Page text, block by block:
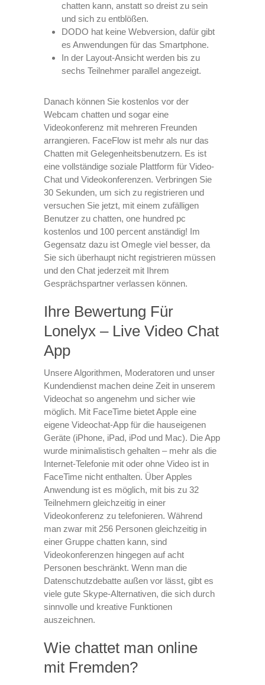
chatten kann, anstatt so dreist zu sein
und sich zu entblößen.
DODO hat keine Webversion, dafür gibt
es Anwendungen für das Smartphone.
In der Layout-Ansicht werden bis zu
sechs Teilnehmer parallel angezeigt.
Danach können Sie kostenlos vor der
Webcam chatten und sogar eine
Videokonferenz mit mehreren Freunden
arrangieren. FaceFlow ist mehr als nur das
Chatten mit Gelegenheitsbenutzern. Es ist
eine vollständige soziale Plattform für Video-
Chat und Videokonferenzen. Verbringen Sie
30 Sekunden, um sich zu registrieren und
versuchen Sie jetzt, mit einem zufälligen
Benutzer zu chatten, one hundred pc
kostenlos und 100 percent anständig! Im
Gegensatz dazu ist Omegle viel besser, da
Sie sich überhaupt nicht registrieren müssen
und den Chat jederzeit mit Ihrem
Gesprächspartner verlassen können.
Ihre Bewertung Für
Lonelyx – Live Video Chat
App
Unsere Algorithmen, Moderatoren und unser
Kundendienst machen deine Zeit in unserem
Videochat so angenehm und sicher wie
möglich. Mit FaceTime bietet Apple eine
eigene Videochat-App für die hauseigenen
Geräte (iPhone, iPad, iPod und Mac). Die App
wurde minimalistisch gehalten – mehr als die
Internet-Telefonie mit oder ohne Video ist in
FaceTime nicht enthalten. Über Apples
Anwendung ist es möglich, mit bis zu 32
Teilnehmern gleichzeitig in einer
Videokonferenz zu telefonieren. Während
man zwar mit 256 Personen gleichzeitig in
einer Gruppe chatten kann, sind
Videokonferenzen hingegen auf acht
Personen beschränkt. Wenn man die
Datenschutzdebatte außen vor lässt, gibt es
viele gute Skype-Alternativen, die sich durch
sinnvolle und kreative Funktionen
auszeichnen.
Wie chattet man online
mit Fremden?